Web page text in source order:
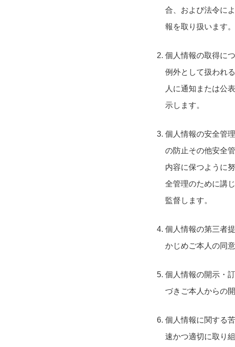
合、および法令に
報を取り扱います。
個人情報の取得に
例外として扱われ
人に通知または公
示します。
個人情報の安全管
の防止その他安全
内容に保つように
全管理のために講
監督します。
個人情報の第三者
かじめご本人の同
個人情報の開示・
づきご本人からの
個人情報に関する
速かつ適切に取り